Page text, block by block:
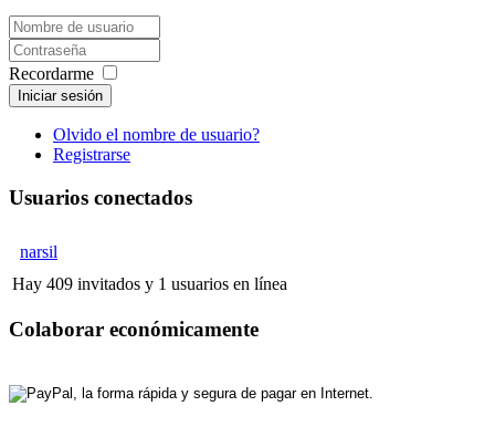
Recordarme
Iniciar sesión
Olvido el nombre de usuario?
Registrarse
Usuarios conectados
narsil
Hay 409 invitados y 1 usuarios en línea
Colaborar económicamente